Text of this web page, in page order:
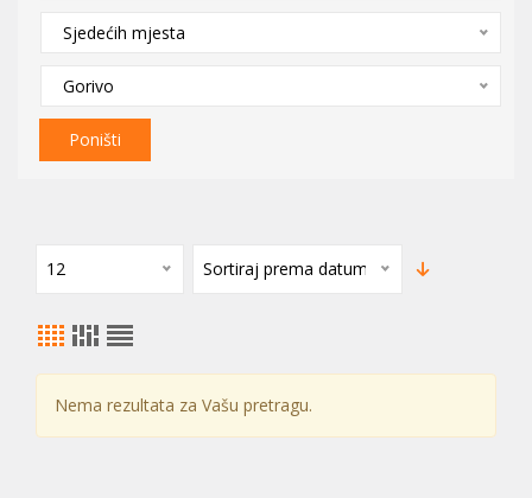
Sjedećih mjesta
Gorivo
Poništi
12 Sortiraj prema datumu
Nema rezultata za Vašu pretragu.